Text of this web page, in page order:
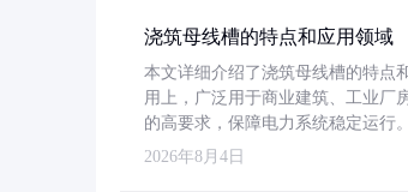
浇筑母线槽的特点和应用领域
本文详细介绍了浇筑母线槽的特点
用上，广泛用于商业建筑、工业厂
的高要求，保障电力系统稳定运行。
2026年8月4日